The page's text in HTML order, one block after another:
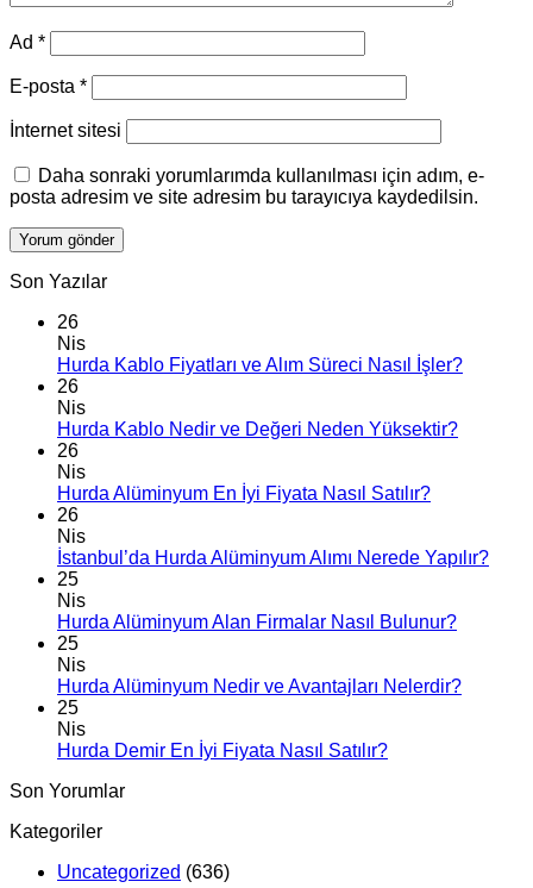
Ad *
E-posta *
İnternet sitesi
Daha sonraki yorumlarımda kullanılması için adım, e-
posta adresim ve site adresim bu tarayıcıya kaydedilsin.
Son Yazılar
26
Nis
Hurda Kablo Fiyatları ve Alım Süreci Nasıl İşler?
26
Nis
Hurda Kablo Nedir ve Değeri Neden Yüksektir?
26
Nis
Hurda Alüminyum En İyi Fiyata Nasıl Satılır?
26
Nis
İstanbul’da Hurda Alüminyum Alımı Nerede Yapılır?
25
Nis
Hurda Alüminyum Alan Firmalar Nasıl Bulunur?
25
Nis
Hurda Alüminyum Nedir ve Avantajları Nelerdir?
25
Nis
Hurda Demir En İyi Fiyata Nasıl Satılır?
Son Yorumlar
Kategoriler
Uncategorized (636)